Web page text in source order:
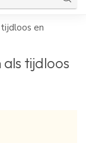
en
tijdloos